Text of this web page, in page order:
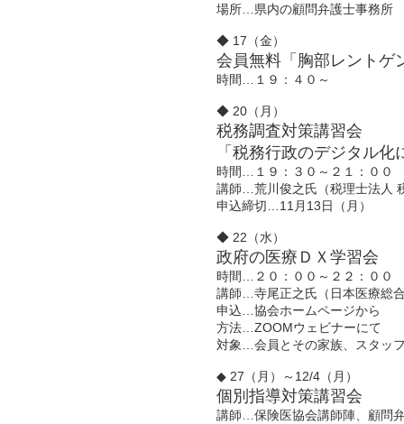
場所…県内の顧問弁護士事務所
◆ 17（金）
会員無料「胸部レントゲ
時間…１９：４０～
◆ 20（月）
税務調査対策講習会
「税務行政のデジタル
時間…１９：３０～２１：００
講師…荒川俊之氏（税理士法人
申込締切…11月13日（月）
◆ 22（水）
政府の医療ＤＸ学習会
時間…２０：００～２２：００
講師…寺尾正之氏（日本医療総
申込…協会ホームページから
方法…ZOOMウェビナーにて
対象…会員とその家族、スタッ
◆ 27（月）～12/4（月）
個別指導対策講習会
講師…保険医協会講師陣、顧問